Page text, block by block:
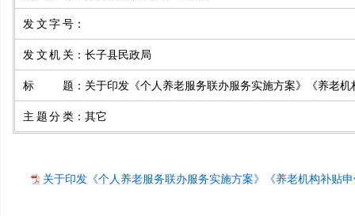
发文字号 ：
发文机关 ： 长子县民政局
标题 ： 关于印发《个人养老服务联办服务实施方案》《养老
主题分类 ： 其它
关于印发《个人养老服务联办服务实施方案》《养老机构补贴